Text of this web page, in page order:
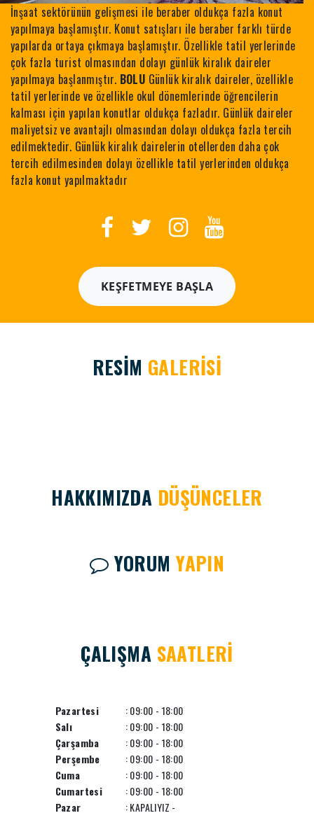
İnşaat sektörünün gelişmesi ile beraber oldukça fazla konut
yapılmaya başlamıştır. Konut satışları ile beraber farklı türde
yapılarda ortaya çıkmaya başlamıştır. Özellikle tatil yerlerinde
çok fazla turist olmasından dolayı günlük kiralık daireler
yapılmaya başlanmıştır. BOLU Günlük kiralık daireler, özellikle
tatil yerlerinde ve özellikle okul dönemlerinde öğrencilerin
kalması için yapılan konutlar oldukça fazladır. Günlük daireler
maliyetsiz ve avantajlı olmasından dolayı oldukça fazla tercih
edilmektedir. Günlük kiralık dairelerin otellerden daha çok
tercih edilmesinden dolayı özellikle tatil yerlerinden oldukça
fazla konut yapılmaktadır
KEŞFETMEYE BAŞLA
RESİM GALERİSİ
HAKKIMIZDA DÜŞÜNCELER
YORUMYAPIN
ÇALIŞMA SAATLERİ
Pazartesi
: 09:00 - 18:00
Salı
: 09:00 - 18:00
Çarşamba
: 09:00 - 18:00
Perşembe
: 09:00 - 18:00
Cuma
: 09:00 - 18:00
Cumartesi
: 09:00 - 18:00
Pazar
: KAPALIYIZ -